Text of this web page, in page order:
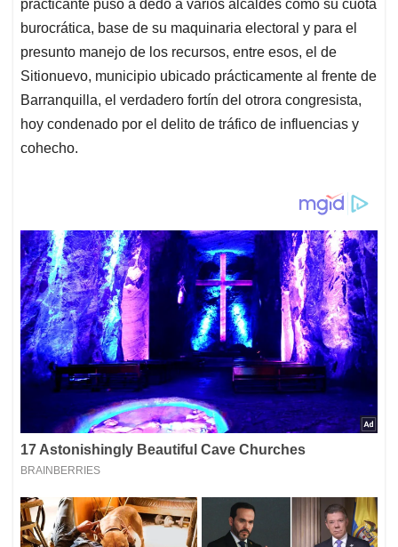
practicante puso a dedo a varios alcaldes como su cuota
burocrática, base de su maquinaria electoral y para el
presunto manejo de los recursos, entre esos, el de
Sitionuevo, municipio ubicado prácticamente al frente de
Barranquilla, el verdadero fortín del otrora congresista,
hoy condenado por el delito de tráfico de influencias y
cohecho.